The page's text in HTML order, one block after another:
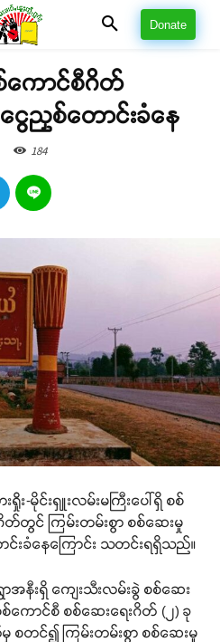
Donate
ကောင်စီဂိတ်
ငွေညှစ်တောင်းခံနေ
184
း-မိုင်းရှူးလမ်းမကြီးပေါ်ရှိ စစ်
တွင် ကြမ်းတမ်းစွာ စစ်‌ဆေးမှု
ာင်းခံနေကြောင်း သတင်းရရှိသည်။
နီးရှိ ကျေးသီးလမ်းခွဲ စစ်ဆေး
ကောင်စီ စစ်ဆေးရေးဂိတ် (၂) ခု
တင်၍ ကြမ်းတမ်းစွာ စစ်‌ဆေးမှု